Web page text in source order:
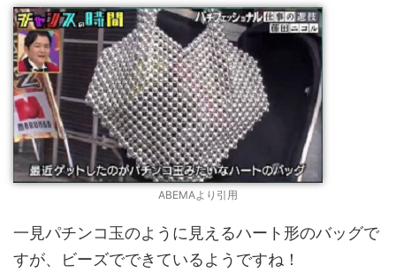
ABEMAより引用
一見パチンコ玉のように見えるハート形のバッグで
すが、ビーズでできているようですね！